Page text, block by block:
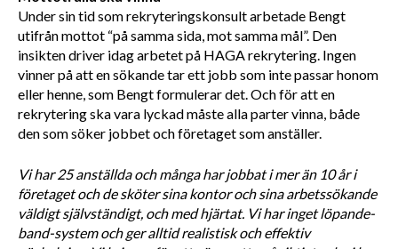
Under sin tid som rekryteringskonsult arbetade Bengt
utifrån mottot “på samma sida, mot samma mål”. Den
insikten driver idag arbetet på HAGA rekrytering. Ingen
vinner på att en sökande tar ett jobb som inte passar honom
eller henne, som Bengt formulerar det. Och för att en
rekrytering ska vara lyckad måste alla parter vinna, både
den som söker jobbet och företaget som anställer.
Vi har 25 anställda och många har jobbat i mer än 10 år i
företaget och de sköter sina kontor och sina arbetssökande
väldigt självständigt, och med hjärtat. Vi har inget löpande-
band-system och ger alltid realistisk och effektiv